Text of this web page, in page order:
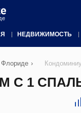
НЕДВИЖИМОСТЬ
Флориде ›
С 1